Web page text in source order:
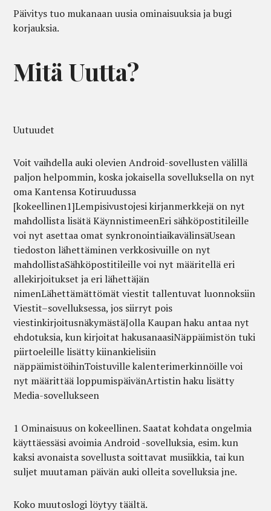
Päivitys tuo mukanaan uusia ominaisuuksia ja bugi
korjauksia.
Mitä Uutta?
Uutuudet
Voit vaihdella auki olevien Android-sovellusten välillä
paljon helpommin, koska jokaisella sovelluksella on nyt
oma Kantensa Kotiruudussa
[kokeellinen1]Lempisivustojesi kirjanmerkkejä on nyt
mahdollista lisätä KäynnistimeenEri sähköpostitileille
voi nyt asettaa omat synkronointiaikavälinsäUsean
tiedoston lähettäminen verkkosivuille on nyt
mahdollistaSähköpostitileille voi nyt määritellä eri
allekirjoitukset ja eri lähettäjän
nimenLähettämättömät viestit tallentuvat luonnoksiin
Viestit–sovelluksessa, jos siirryt pois
viestinkirjoitusnäkymästäJolla Kaupan haku antaa nyt
ehdotuksia, kun kirjoitat hakusanaasiNäppäimistön tuki
piirtoeleille lisätty kiinankielisiin
näppäimistöihinToistuville kalenterimerkinnöille voi
nyt määrittää loppumispäivänArtistin haku lisätty
Media-sovellukseen
1 Ominaisuus on kokeellinen. Saatat kohdata ongelmia
käyttäessäsi avoimia Android -sovelluksia, esim. kun
kaksi avonaista sovellusta soittavat musiikkia, tai kun
suljet muutaman päivän auki olleita sovelluksia jne.
Koko muutoslogi löytyy täältä.